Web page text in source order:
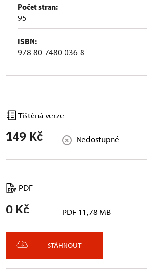
Počet stran:
95
ISBN:
978-80-7480-036-8
Tištěná verze
149 Kč Nedostupné
PDF
0 Kč PDF 11,78 MB
STÁHNOUT